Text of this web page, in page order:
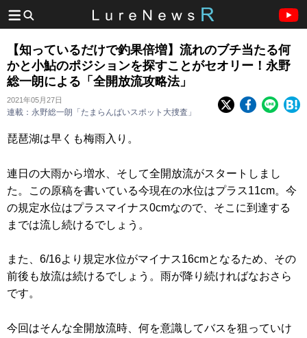
【知っているだけで釣果倍増】流れのブチ当たる何
かと小鮎のポジションを探すことがセオリー！永野
総一朗による「全開放流攻略法」
2021年05月27日
連載：永野総一朗「たまらんばいスポット大捜査」
琵琶湖は早くも梅雨入り。
連日の大雨から増水、そして全開放流がスタートしまし
た。この原稿を書いている今現在の水位はプラス11cm。今
の規定水位はプラスマイナス0cmなので、そこに到達する
までは流し続けるでしょう。
また、6/16より規定水位がマイナス16cmとなるため、その
前後も放流は続けるでしょう。雨が降り続ければなおさら
です。
今回はそんな全開放流時、何を意識してバスを狙っていけ